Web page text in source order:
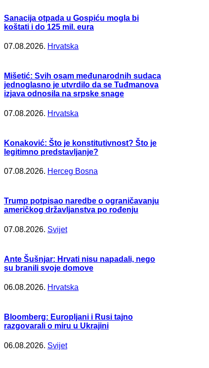
Sanacija otpada u Gospiću mogla bi
koštati i do 125 mil. eura
07.08.2026. Hrvatska
Mišetić: Svih osam međunarodnih sudaca
jednoglasno je utvrdilo da se Tuđmanova
izjava odnosila na srpske snage
07.08.2026. Hrvatska
Konaković: Što je konstitutivnost? Što je
legitimno predstavljanje?
07.08.2026. Herceg Bosna
Trump potpisao naredbe o ograničavanju
američkog državljanstva po rođenju
07.08.2026. Svijet
Ante Šušnjar: Hrvati nisu napadali, nego
su branili svoje domove
06.08.2026. Hrvatska
Bloomberg: Europljani i Rusi tajno
razgovarali o miru u Ukrajini
06.08.2026. Svijet